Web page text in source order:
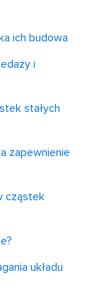
ich budowa
i
stałych
zapewnienie
cząstek
układu